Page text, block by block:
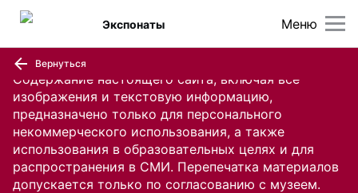
Содержание настоящего сайта, включая все
изображения и текстовую информацию,
предназначено только для персонального
некоммерческого использования, а также
использования в образовательных целях и для
распространения в СМИ. Перепечатка материалов
допускается только по согласованию с музеем.
Меню
Экспонаты
Вернуться